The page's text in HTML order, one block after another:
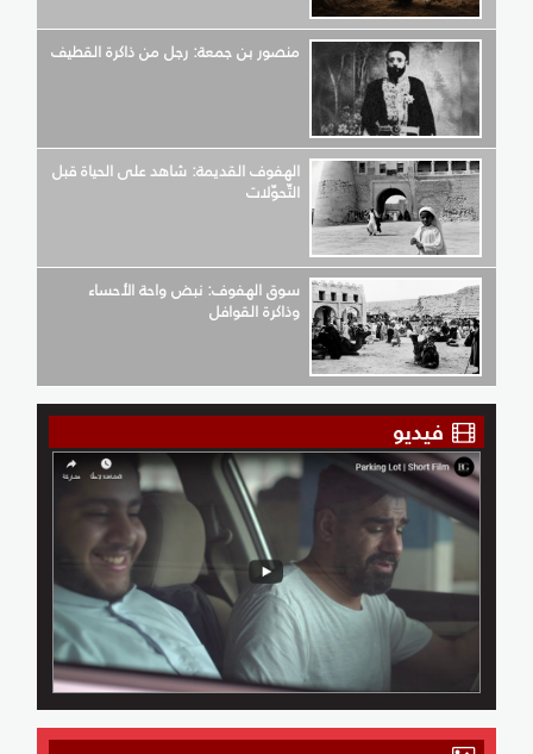
منصور بن جمعة: رجل من ذاكرة القطيف
الهفوف القديمة: شاهد على الحياة قبل
التّحوّلات
سوق الهفوف: نبض واحة الأحساء
وذاكرة القوافل
فيديو